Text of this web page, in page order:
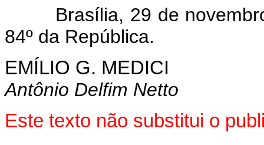
Brasília, 29 de novembro
84º da República.
EMÍLIO G. MEDICI
Antônio Delfim Netto
Este texto não substitui o